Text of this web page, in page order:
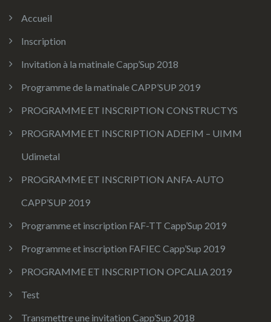
Accueil
Inscription
Invitation à la matinale Capp’Sup 2018
Programme de la matinale CAPP’SUP 2019
PROGRAMME ET INSCRIPTION CONSTRUCTYS
PROGRAMME ET INSCRIPTION ADEFIM – UIMM
Udimetal
PROGRAMME ET INSCRIPTION ANFA-AUTO
CAPP’SUP 2019
Programme et inscription FAF-TT Capp’Sup 2019
Programme et inscription FAFIEC Capp’Sup 2019
PROGRAMME ET INSCRIPTION OPCALIA 2019
Test
Transmettre une invitation Capp’Sup 2018